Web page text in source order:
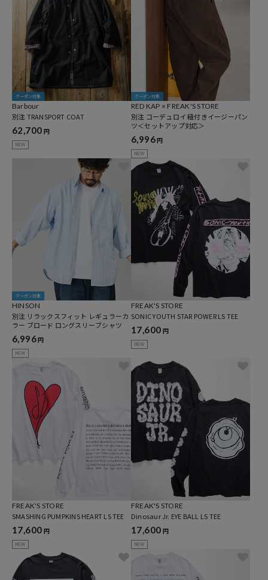
クーポン対象
Barbour
別注 TRANSPORT COAT
62,700 円
NEW
クーポン対象
RED KAP × FREAK'S STORE
別注 コーデュロイ 紐付きイージーパン
ツ＜セットアップ対応＞
6,996円
NEW
クーポン対象
HINSON
別注 リラックスフィット レギュラーカ
ラー ブロード ロングスリーブシャツ
6,996 円
NEW
FREAK'S STORE
SONIC YOUTH STAR POWER LS TEE
17,600 円
NEW
FREAK'S STORE
SMASHING PUMPKINS HEART LS TEE
17,600 円
NEW
FREAK'S STORE
Dinosaur Jr. EYE BALL LS TEE
17,600 円
NEW